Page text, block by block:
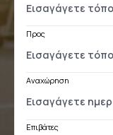
Προς
Αναχώρηση
Επιβάτες